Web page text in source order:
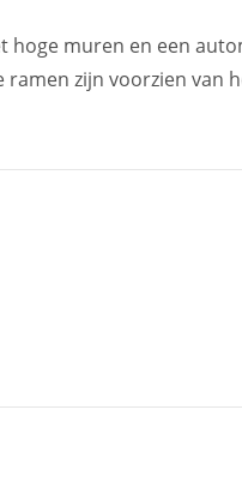
hoge muren en een
zijn voorzien van